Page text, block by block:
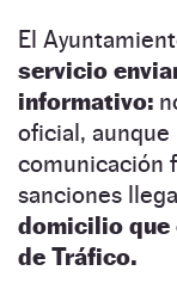
El
servicio
informativo:
oficial, aunque
comunicación
sanciones
domicilio que
de Tráfico.